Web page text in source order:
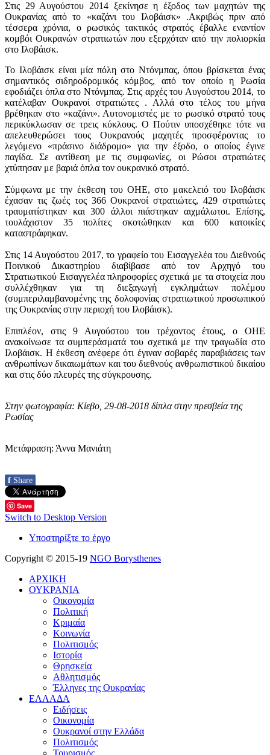
Στις 29 Αυγούστου 2014 ξεκίνησε η έξοδος των μαχητών της
Ουκρανίας από το «καζάνι του Ιλοβάισκ» .Ακριβώς πριν από
τέσσερα χρόνια, ο ρωσικός τακτικός στρατός έβαλλε εναντίον
κομβόι Ουκρανών στρατιωτών που εξερχόταν από την πολιορκία
στο Ιλοβάισκ.
Το Ιλοβάισκ είναι μία πόλη στο Ντόνμπας, όπου βρίσκεται ένας
σημαντικός σιδηροδρομικός κόμβος, από τον οποίο η Ρωσία
εφοδιάζει όπλα στο Ντόνμπας. Στις αρχές του Αυγούστου 2014, το
κατέλαβαν Ουκρανοί στρατιώτες . Αλλά στο τέλος του μήνα
βρέθηκαν στο «καζάνι». Αυτονομιστές με το ρωσικό στρατό τους
περικύκλωσαν σε τρεις κύκλους. Ο Πούτιν υποσχέθηκε τότε να
απελευθερώσει τους Ουκρανούς μαχητές προσφέροντας το
λεγόμενο «πράσινο διάδρομο» για την έξοδο, ο οποίος έγινε
παγίδα. Σε αντίθεση με τις συμφωνίες, οι Ρώσοι στρατιώτες
χτύπησαν με βαριά όπλα τον ουκρανικό στρατό.
Σύμφωνα με την έκθεση του ΟΗΕ, στο μακελειό του Ιλοβάισκ
έχασαν τις ζωές τος 366 Ουκρανοί στρατιώτες, 429 στρατιώτες
τραυματίστηκαν και 300 άλλοι πιάστηκαν αιχμάλωτοι. Επίσης,
τουλάχιστον 35 πολίτες σκοτώθηκαν και 600 κατοικίες
καταστράφηκαν.
Στις 14 Αυγούστου 2017, το γραφείο του Εισαγγελέα του Διεθνούς
Ποινικού Δικαστηρίου διαβίβασε από τον Αρχηγό του
Στρατιωτικού Εισαγγελέα πληροφορίες σχετικά με τα στοιχεία που
συλλέχθηκαν για τη διεξαγωγή εγκλημάτων πολέμου
(συμπεριλαμβανομένης της δολοφονίας στρατιωτικού προσωπικού
της Ουκρανίας στην περιοχή του Ιλοβάισκ).
Επιπλέον, στις 9 Αυγούστου του τρέχοντος έτους, ο ΟΗΕ
ανακοίνωσε τα συμπεράσματά του σχετικά με την τραγωδία στο
Ιλοβάισκ. Η έκθεση ανέφερε ότι έγιναν σοβαρές παραβιάσεις των
ανθρωπίνων δικαιωμάτων και του διεθνούς ανθρωπιστικού δικαίου
και στις δύο πλευρές της σύγκρουσης.
Στην φωτογραφία: Κίεβο, 29-08-2018 δίπλα στην πρεσβεία της
Ρωσίας
Μετάφραση: Άννα Μανιάτη
f Share
Save
Switch to Desktop Version
Υποστηρίξτε το έργο
Copyright © 2015-19 NGO Borysthenes
ΑΡΧΙΚΗ
ΟΥΚΡΑΝΙΑ
Οικονομία
Πολιτική
Κριμαία
Κοινωνία
Πολιτισμός
Ιστορία
Θρησκεία
Αθλητισμός
Έλληνες της Ουκρανίας
ΕΛΛΑΔΑ
Ειδήσεις
Οικονομία
Ουκρανοί στην Ελλάδα
Πολιτισμός
Τουρισμός